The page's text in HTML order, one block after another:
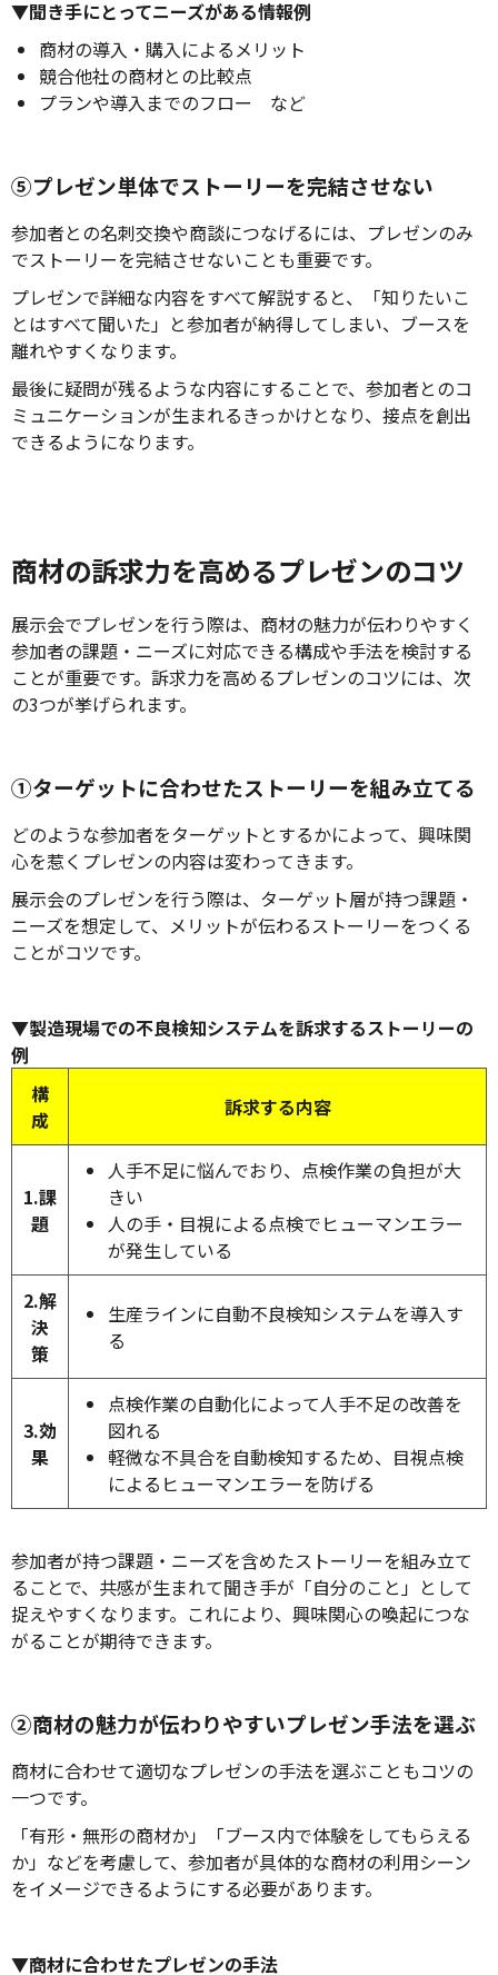
▼聞き手にとってニーズがある情報例
商材の導入・購入によるメリット
競合他社の商材との比較点
プランや導入までのフロー など
⑤プレゼン単体でストーリーを完結させない
参加者との名刺交換や商談につなげるには、プレゼンのみ
でストーリーを完結させないことも重要です。
プレゼンで詳細な内容をすべて解説すると、「知りたいこ
とはすべて聞いた」と参加者が納得してしまい、ブースを
離れやすくなります。
最後に疑問が残るような内容にすることで、参加者とのコ
ミュニケーションが生まれるきっかけとなり、接点を創出
できるようになります。
商材の訴求力を高めるプレゼンのコツ
展示会でプレゼンを行う際は、商材の魅力が伝わりやすく
参加者の課題・ニーズに対応できる構成や手法を検討する
ことが重要です。訴求力を高めるプレゼンのコツには、次
の3つが挙げられます。
①ターゲットに合わせたストーリーを組み立てる
どのような参加者をターゲットとするかによって、興味関
心を惹くプレゼンの内容は変わってきます。
展示会のプレゼンを行う際は、ターゲット層が持つ課題・
ニーズを想定して、メリットが伝わるストーリーをつくる
ことがコツです。
▼製造現場での不良検知システムを訴求するストーリーの
例
構
成
訴求する内容
1.課
題
人手不足に悩んでおり、点検作業の負担が大
きい
人の手・目視による点検でヒューマンエラー
が発生している
2.解
決
策
生産ラインに自動不良検知システムを導入す
る
3.効
果
点検作業の自動化によって人手不足の改善を
図れる
軽微な不具合を自動検知するため、目視点検
によるヒューマンエラーを防げる
参加者が持つ課題・ニーズを含めたストーリーを組み立て
ることで、共感が生まれて聞き手が「自分のこと」として
捉えやすくなります。これにより、興味関心の喚起につな
がることが期待できます。
②商材の魅力が伝わりやすいプレゼン手法を選ぶ
商材に合わせて適切なプレゼンの手法を選ぶこともコツの
一つです。
「有形・無形の商材か」「ブース内で体験をしてもらえる
か」などを考慮して、参加者が具体的な商材の利用シーン
をイメージできるようにする必要があります。
▼商材に合わせたプレゼンの手法